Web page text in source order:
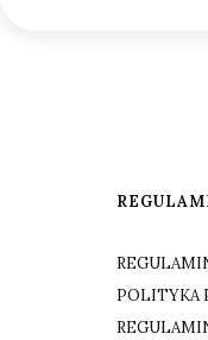
Linki w
POLITYKA